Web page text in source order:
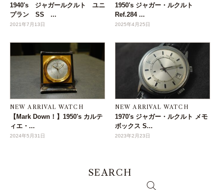
1940's ジャガールクルト ユニ
プラン SS ...
2021年7月13日
1950's ジャガー・ルクルト
Ref.284 ...
2025年4月25日
NEW ARRIVAL WATCH
【Mark Down！】1950's カルテ
ィエ・...
2024年5月31日
NEW ARRIVAL WATCH
1970's ジャガー・ルクルト メモ
ボックス S...
2023年2月23日
SEARCH